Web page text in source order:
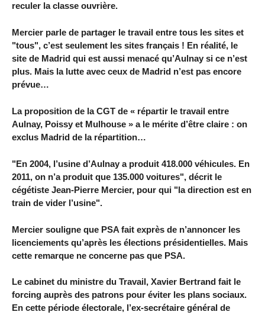
reculer la classe ouvrière.
Mercier parle de partager le travail entre tous les sites et
"tous", c’est seulement les sites français ! En réalité, le
site de Madrid qui est aussi menacé qu’Aulnay si ce n’est
plus. Mais la lutte avec ceux de Madrid n’est pas encore
prévue…
La proposition de la CGT de « répartir le travail entre
Aulnay, Poissy et Mulhouse » a le mérite d’être claire : on
exclus Madrid de la répartition…
"En 2004, l’usine d’Aulnay a produit 418.000 véhicules. En
2011, on n’a produit que 135.000 voitures", décrit le
cégétiste Jean-Pierre Mercier, pour qui "la direction est en
train de vider l’usine".
Mercier souligne que PSA fait exprès de n’annoncer les
licenciements qu’après les élections présidentielles. Mais
cette remarque ne concerne pas que PSA.
Le cabinet du ministre du Travail, Xavier Bertrand fait le
forcing auprès des patrons pour éviter les plans sociaux.
En cette période électorale, l’ex-secrétaire général de